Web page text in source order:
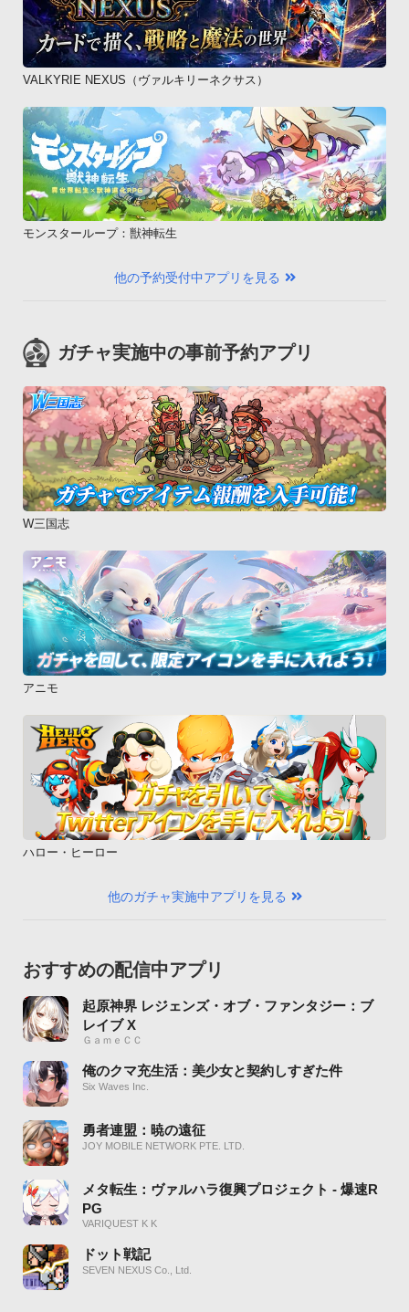
VALKYRIE NEXUS（ヴァルキリーネクサス）
モンスターループ：獣神転生
他の予約受付中アプリを見る
ガチャ実施中の事前予約アプリ
W三国志
アニモ
ハロー・ヒーロー
他のガチャ実施中アプリを見る
おすすめの配信中アプリ
起原神界 レジェンズ・オブ・ファンタジー：ブ
レイブ X
ＧａｍｅＣＣ
俺のクマ充生活：美少女と契約しすぎた件
Six Waves Inc.
勇者連盟：暁の遠征
JOY MOBILE NETWORK PTE. LTD.
メタ転生：ヴァルハラ復興プロジェクト - 爆速R
PG
VARIQUEST K K
ドット戦記
SEVEN NEXUS Co., Ltd.